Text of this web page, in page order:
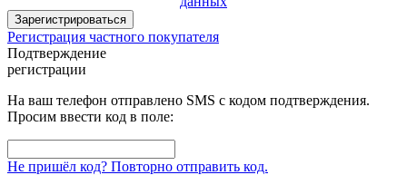
Зарегистрироваться
Регистрация частного покупателя
Подтверждение
регистрации
На ваш телефон отправлено SMS с кодом подтверждения.
Просим ввести код в поле:
Не пришёл код? Повторно отправить код.